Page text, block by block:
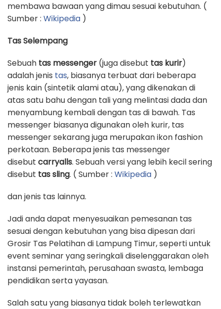
membawa bawaan yang dimau sesuai kebutuhan. (
Sumber : Wikipedia )
Tas Selempang
Sebuah tas messenger (juga disebut tas kurir)
adalah jenis tas, biasanya terbuat dari beberapa
jenis kain (sintetik alami atau), yang dikenakan di
atas satu bahu dengan tali yang melintasi dada dan
menyambung kembali dengan tas di bawah. Tas
messenger biasanya digunakan oleh kurir, tas
messenger sekarang juga merupakan ikon fashion
perkotaan. Beberapa jenis tas messenger
disebut carryalls. Sebuah versi yang lebih kecil sering
disebut tas sling. ( Sumber : Wikipedia )
dan jenis tas lainnya.
Jadi anda dapat menyesuaikan pemesanan tas
sesuai dengan kebutuhan yang bisa dipesan dari
Grosir Tas Pelatihan di Lampung Timur, seperti untuk
event seminar yang seringkali diselenggarakan oleh
instansi pemerintah, perusahaan swasta, lembaga
pendidikan serta yayasan.
Salah satu yang biasanya tidak boleh terlewatkan